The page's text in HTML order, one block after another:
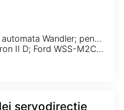
Tip cutie viteza: Cutie de viteze automata Wandler; pentru cutie automata
Specificatie: Allison C3/C4; Dexron II D; Ford WSS-M2C138-CJ; Ford WSS-M2C166-H; Ford WSS-M2C185-A; Ford WSS-M2C186-A; MAN 339 V1; MAN 339 Z1; MB 236.1; MB 236.2; MB 236.5; MB 236.6; MB 236.7; Suffix A
servodirectie